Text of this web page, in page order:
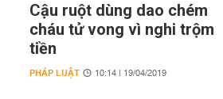
Cậu ruột dùng dao chém
cháu tử vong vì nghi trộm
tiền
PHÁP LUẬT 10:14 | 19/04/2019